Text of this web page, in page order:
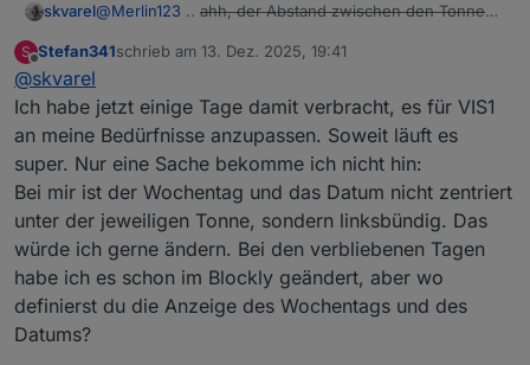
skvarel@Merlin123 .. ahh, der Abstand zwischen den Tonnen
Ich schaue mal, ob ich das ändern kann: 'Wenn kein
EDIT: Daran liegt es nicht! Ich gucke aber mal, ob ich da
was optimieren kann!
S
Offline
Stefan341schrieb am 13. Dez. 2025, 19:41
zuletzt editiert von
@skvarel
Ich habe jetzt einige Tage damit verbracht, es für VIS1
an meine Bedürfnisse anzupassen. Soweit läuft es
super. Nur eine Sache bekomme ich nicht hin:
Bei mir ist der Wochentag und das Datum nicht zentriert
unter der jeweiligen Tonne, sondern linksbündig. Das
würde ich gerne ändern. Bei den verbliebenen Tagen
habe ich es schon im Blockly geändert, aber wo
definierst du die Anzeige des Wochentags und des
Datums?